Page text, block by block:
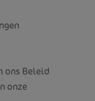
ons Beleid
onze